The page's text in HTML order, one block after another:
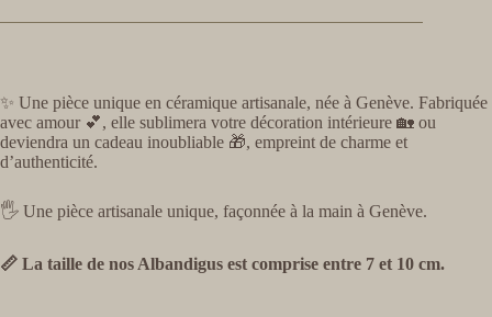
✨ Une pièce unique en céramique artisanale, née à Genève. Fabriquée
avec amour 💕, elle sublimera votre décoration intérieure 🏡 ou
deviendra un cadeau inoubliable 🎁, empreint de charme et
d’authenticité.
🖐️ Une pièce artisanale unique, façonnée à la main à Genève.
📏 La taille de nos Albandigus est comprise entre 7 et 10 cm.